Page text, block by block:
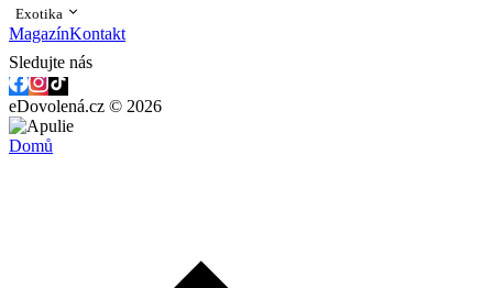
Exotika
MagazínKontakt
Sledujte nás
eDovolená.cz © 2026
Domů